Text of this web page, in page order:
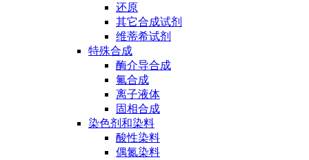
还原
其它合成试剂
维蒂希试剂
特殊合成
酶介导合成
氟合成
离子液体
固相合成
染色剂和染料
酸性染料
偶氮染料